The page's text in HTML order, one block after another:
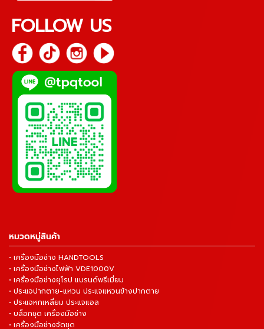
FOLLOW US
หมวดหมู่สินค้า
• เครื่องมือช่าง HANDTOOLS
• เครื่องมือช่างไฟฟ้า VDE1000V
• เครื่องมือช่างยุโรป แบรนด์พรีเมี่ยม
• ประแจปากตาย-แหวน ประแจแหวนข้างปากตาย
• ประแจหกเหลี่ยม ประแจแอล
• บล็อกชุด เครื่องมือช่าง
• เครื่องมือช่างจัดชุด